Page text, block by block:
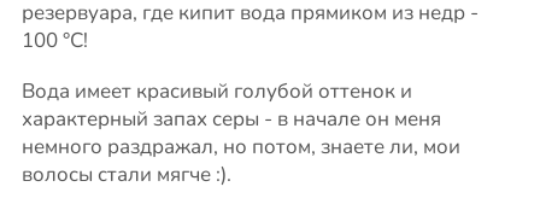
резервуара, где кипит вода прямиком из недр -
100 °C!
Вода имеет красивый голубой оттенок и
характерный запах серы - в начале он меня
немного раздражал, но потом, знаете ли, мои
волосы стали мягче :).